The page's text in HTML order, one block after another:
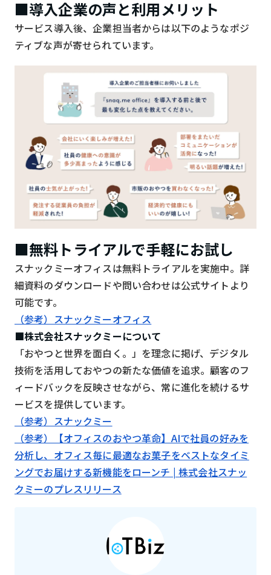
■導入企業の声と利用メリット
サービス導入後、企業担当者からは以下のようなポジ
ティブな声が寄せられています。
■無料トライアルで手軽にお試し
スナックミーオフィスは無料トライアルを実施中。詳
細資料のダウンロードや問い合わせは公式サイトより
可能です。
（参考）スナックミーオフィス
■株式会社スナックミーについて
「おやつと世界を面白く。」を理念に掲げ、デジタル
技術を活用しておやつの新たな価値を追求。顧客のフ
ィードバックを反映させながら、常に進化を続けるサ
ービスを提供しています。
（参考）スナックミー
（参考）【オフィスのおやつ革命】AIで社員の好みを
分析し、オフィス毎に最適なお菓子をベストなタイミ
ングでお届けする新機能をローンチ | 株式会社スナッ
クミーのプレスリリース